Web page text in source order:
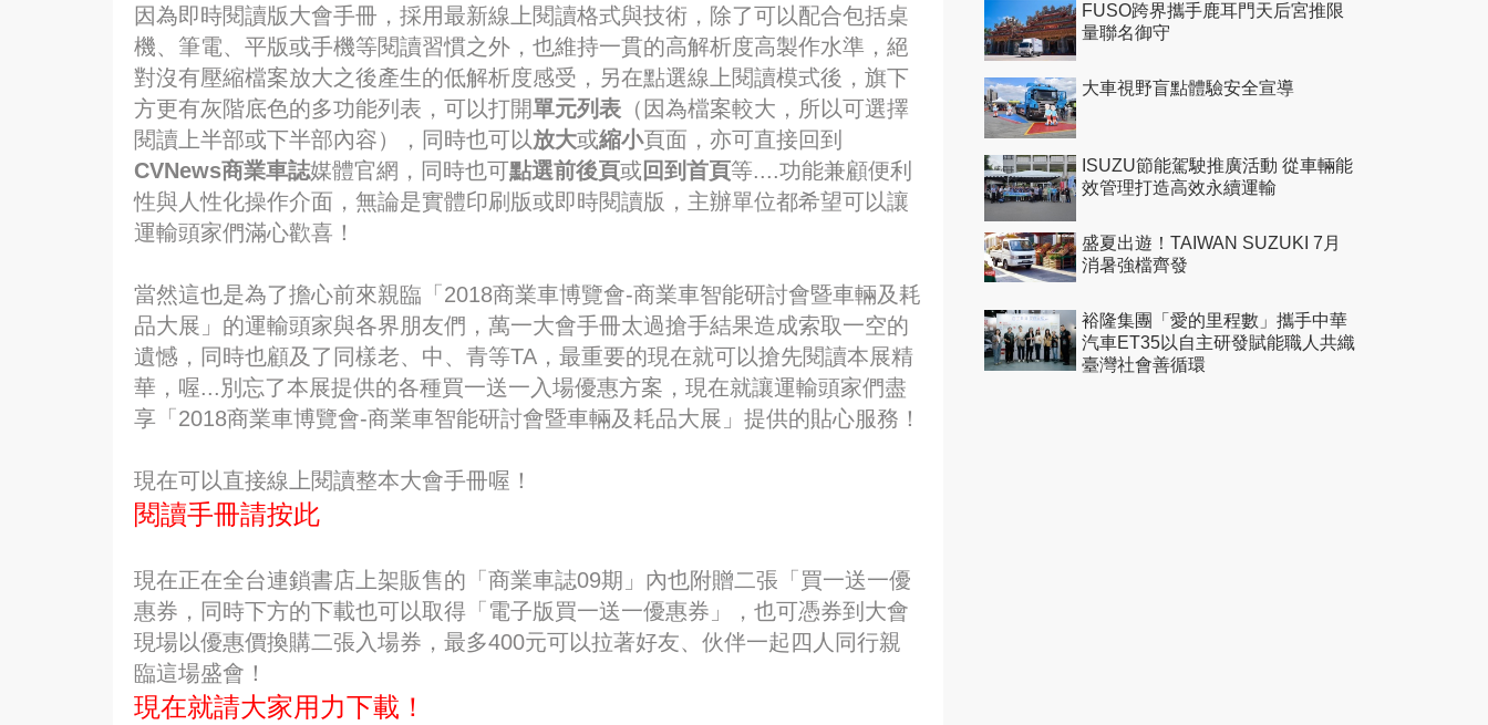
因為即時閱讀版大會手冊，採用最新線上閱讀格式與技術，除了可以配合包括桌
機、筆電、平版或手機等閱讀習慣之外，也維持一貫的高解析度高製作水準，絕
對沒有壓縮檔案放大之後產生的低解析度感受，另在點選線上閱讀模式後，旗下
方更有灰階底色的多功能列表，可以打開單元列表（因為檔案較大，所以可選擇
閱讀上半部或下半部內容），同時也可以放大或縮小頁面，亦可直接回到
CVNews商業車誌媒體官網，同時也可點選前後頁或 回到首頁等....功能兼顧便利
性與人性化操作介面，無論是實體印刷版或即時閱讀版，主辦單位都希望可以讓
運輸頭家們滿心歡喜！
當然這也是為了擔心前來親臨「2018商業車博覽會-商業車智能研討會暨車輛及耗
品大展」的運輸頭家與各界朋友們，萬一大會手冊太過搶手結果造成索取一空的
遺憾，同時也顧及了同樣老、中、青等TA，最重要的現在就可以搶先閱讀本展精
華，喔...別忘了本展提供的各種買一送一入場優惠方案，現在就讓運輸頭家們盡
享「2018商業車博覽會-商業車智能研討會暨車輛及耗品大展」提供的貼心服務！
現在可以直接線上閱讀整本大會手冊喔！
閱讀手冊請按此
現在正在全台連鎖書店上架販售的「商業車誌09期」內也附贈二張「買一送一優
惠券，同時下方的下載也可以取得「電子版買一送一優惠券」，也可憑券到大會
現場以優惠價換購二張入場券，最多400元可以拉著好友、伙伴一起四人同行親
臨這場盛會！
現在就請大家用力下載！
FUSO跨界攜手鹿耳門天后宮推限
量聯名御守
大車視野盲點體驗安全宣導
ISUZU節能駕駛推廣活動 從車輛能
效管理打造高效永續運輸
盛夏出遊！TAIWAN SUZUKI 7月
消暑強檔齊發
裕隆集團「愛的里程數」攜手中華
汽車ET35以自主研發賦能職人共織
臺灣社會善循環